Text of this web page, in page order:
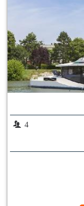
4